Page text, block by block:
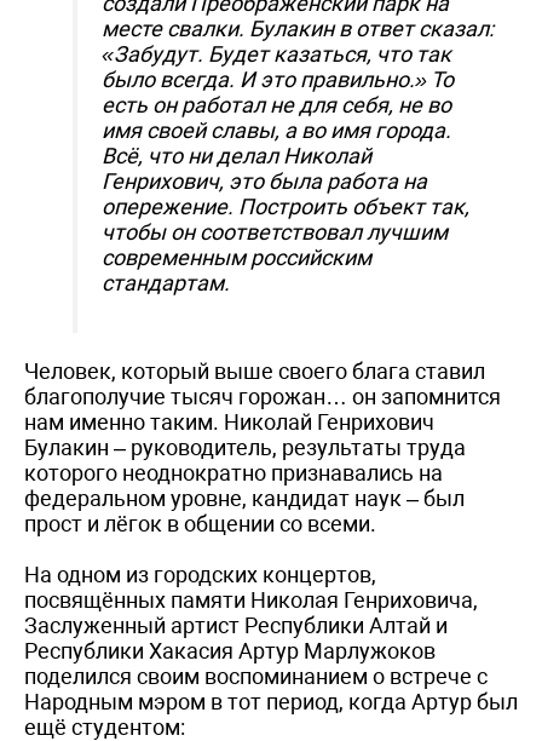
месте свалки. Булакин в ответ сказал:
«Забудут. Будет казаться, что так
было всегда. И это правильно.» То
есть он работал не для себя, не во
имя своей славы, а во имя города.
Всё, что ни делал Николай
Генрихович, это была работа на
опережение. Построить объект так,
чтобы он соответствовал лучшим
современным российским
стандартам.
Человек, который выше своего блага ставил
благополучие тысяч горожан… он запомнится
нам именно таким. Николай Генрихович
Булакин – руководитель, результаты труда
которого неоднократно признавались на
федеральном уровне, кандидат наук – был
прост и лёгок в общении со всеми.
На одном из городских концертов,
посвящённых памяти Николая Генриховича,
Заслуженный артист Республики Алтай и
Республики Хакасия Артур Марлужоков
поделился своим воспоминанием о встрече с
Народным мэром в тот период, когда Артур был
ещё студентом: